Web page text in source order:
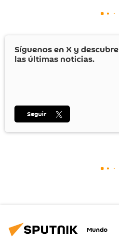
Síguenos en X y descubre
las últimas noticias.
Seguir
Mundo